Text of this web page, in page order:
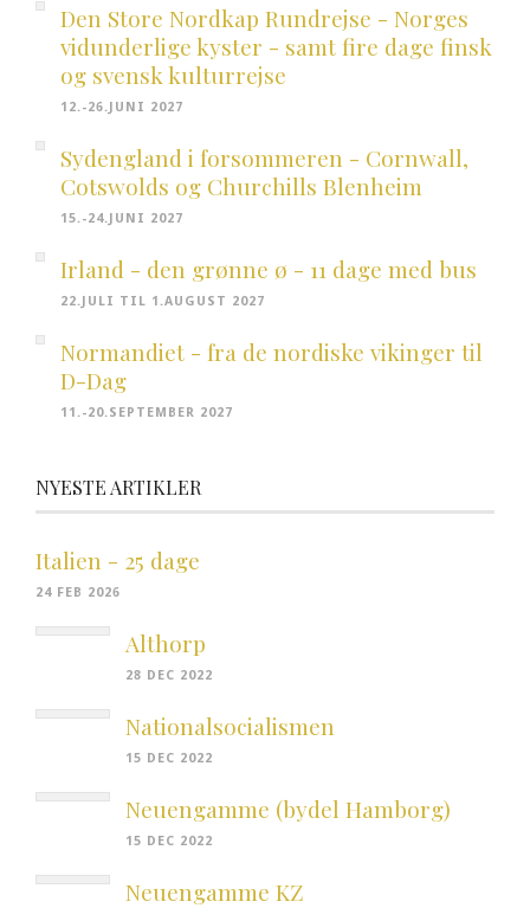
Den Store Nordkap Rundrejse - Norges
vidunderlige kyster - samt fire dage finsk
og svensk kulturrejse
12.-26.JUNI 2027
Sydengland i forsommeren - Cornwall,
Cotswolds og Churchills Blenheim
15.-24.JUNI 2027
Irland - den grønne ø - 11 dage med bus
22.JULI TIL 1.AUGUST 2027
Normandiet - fra de nordiske vikinger til
D-Dag
11.-20.SEPTEMBER 2027
NYESTE ARTIKLER
Italien - 25 dage
24 FEB 2026
Althorp
28 DEC 2022
Nationalsocialismen
15 DEC 2022
Neuengamme (bydel Hamborg)
15 DEC 2022
Neuengamme KZ